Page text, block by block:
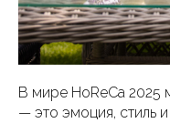
В мире HoReCa 2025
— это эмоция, стиль